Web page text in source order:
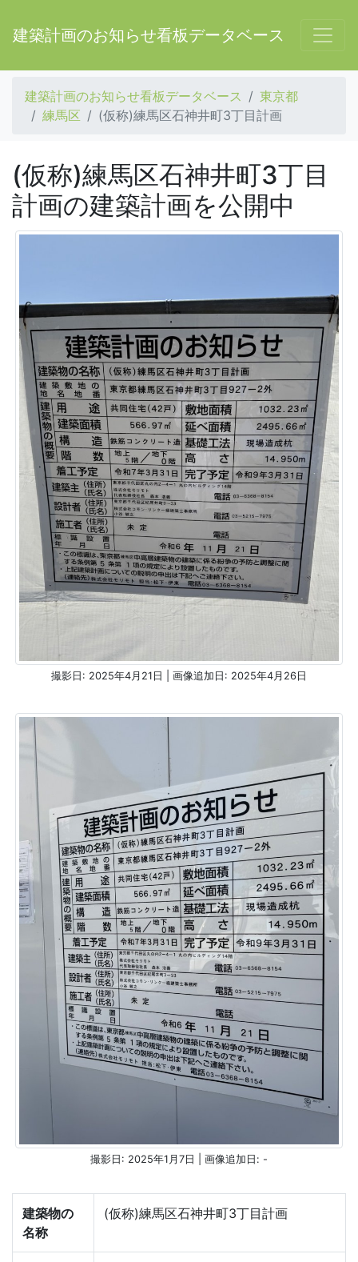
建築計画のお知らせ看板データベース
建築計画のお知らせ看板データベース
東京都
練馬区
(仮称)練馬区石神井町3丁目計画
(仮称)練馬区石神井町3丁目
計画の建築計画を公開中
撮影日: 2025年4月21日 | 画像追加日: 2025年4月26日
撮影日: 2025年1月7日 | 画像追加日: -
建築物の
名称
(仮称)練馬区石神井町3丁目計画